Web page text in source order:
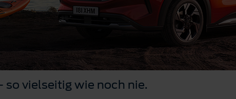
so vielseitig wie noch nie.